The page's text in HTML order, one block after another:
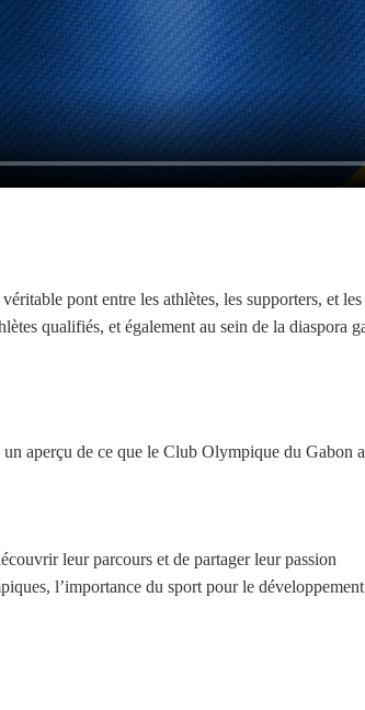
pont entre les athlètes, les supporters, et
qualifiés, et également au sein de la diaspora
aperçu de ce que le Club Olympique du Gabon
leur parcours et de partager leur passion
l’importance du sport pour le